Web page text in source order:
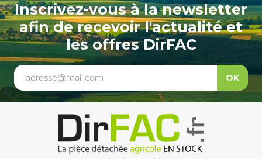
Inscrivez-vous à la newsletter
afin de recevoir l'actualité et
les offres DirFAC
adresse@mail.com OK